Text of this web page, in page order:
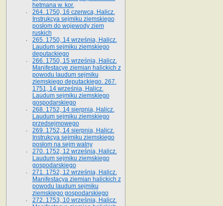
hetmana w. kor.
264. 1750, 16 czerwca, Halicz.
Instrukcya sejmiku ziemskiego
posłom do wojewody ziem
ruskich
265. 1750, 14 września, Halicz.
Laudum sejmiku ziemskiego
deputackiego
266. 1750, 15 września, Halicz.
Manifestacye ziemian halickich z
powodu laudum sejmiku
ziemskiego deputackiego. 267.
1751, 14 września, Halicz.
Laudum sejmiku ziemskiego
gospodarskiego
268. 1752, 14 sierpnia, Halicz.
Laudum sejmiku ziemskiego
przedsejmowego
269. 1752, 14 sierpnia, Halicz.
Instrukcya sejmiku ziemskiego
posłom na sejm walny
270. 1752, 12 września, Halicz.
Laudum sejmiku ziemskiego
gospodarskiego
271. 1752, 12 września, Halicz.
Manifestacya ziemian halickich z
powodu laudum sejmiku
ziemskiego gospodarskiego
272. 1753, 10 września, Halicz.